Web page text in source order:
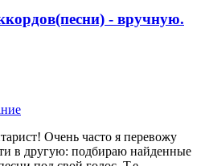
- вручную.
Очень часто я перевожу
в другую: подбираю найденные